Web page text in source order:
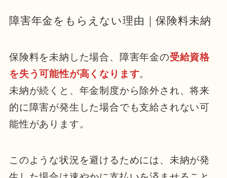
障害年金をもらえない理由｜保険料未納
保険料を未納した場合、障害年金の受給資格
を失う可能性が高くなります。
未納が続くと、年金制度から除外され、将来
的に障害が発生した場合でも支給されない可
能性があります。
このような状況を避けるためには、未納が発